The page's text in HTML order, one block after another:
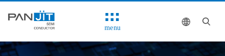
menu